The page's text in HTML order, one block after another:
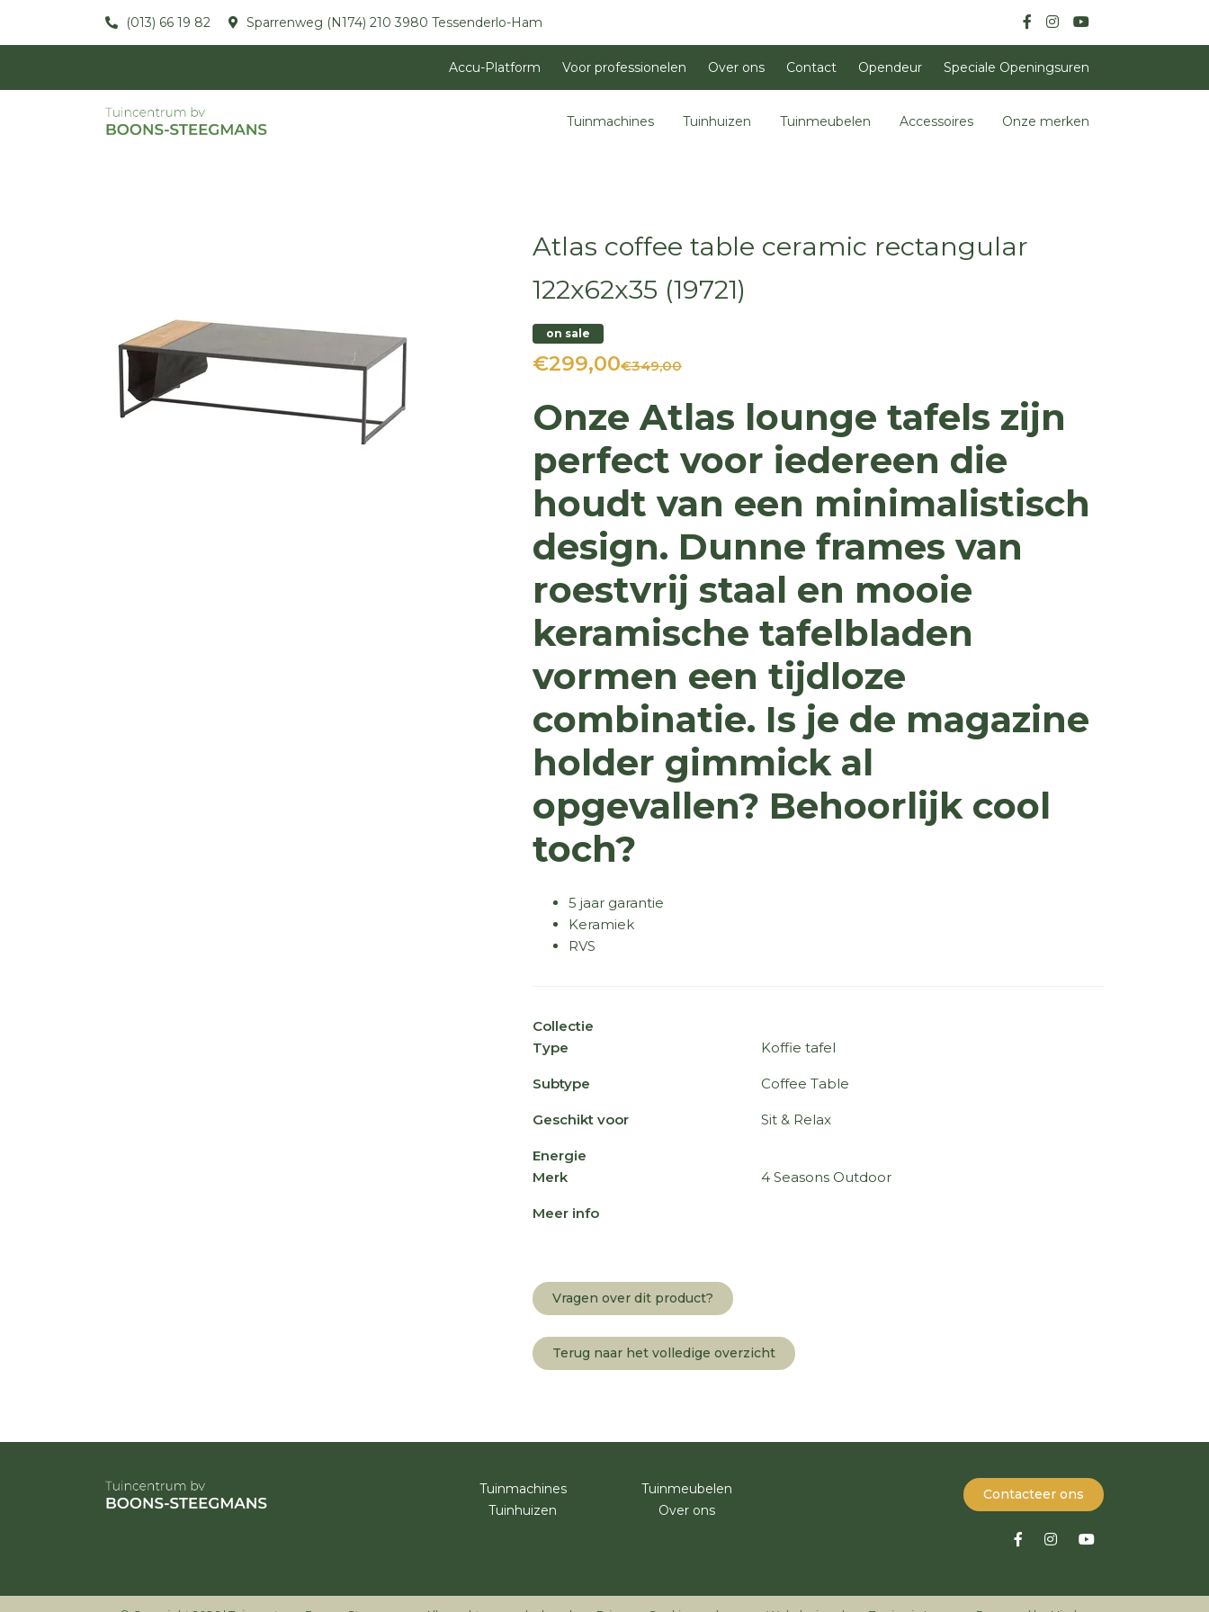
(013) 66 19 82 Sparrenweg (N174) 210 3980 Tessenderlo-Ham
Accu-Platform Voor professionelen Over ons Contact Opendeur Speciale Openingsuren
Tuinmachines Tuinhuizen Tuinmeubelen Accessoires Onze merken
Atlas coffee table ceramic rectangular
122x62x35 (19721)
on sale
€299,00€349,00
Onze Atlas lounge tafels zijn
perfect voor iedereen die
houdt van een minimalistisch
design. Dunne frames van
roestvrij staal en mooie
keramische tafelbladen
vormen een tijdloze
combinatie. Is je de magazine
holder gimmick al
opgevallen? Behoorlijk cool
toch?
5 jaar garantie
Keramiek
RVS
Collectie
Type
Koffie tafel
Subtype Coffee Table
Geschikt voor Sit & Relax
Energie
Merk
4 Seasons Outdoor
Meer info
Vragen over dit product?
Terug naar het volledige overzicht
Tuinmachines
Tuinhuizen
Tuinmeubelen
Over ons
Contacteer ons